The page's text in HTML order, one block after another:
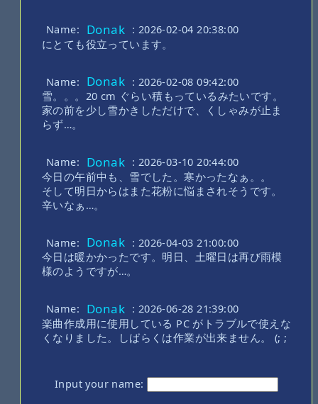
Name: Donak : 2026-02-04 20:38:00
にとても役立っています。
Name: Donak : 2026-02-08 09:42:00
雪。。。20 cm ぐらい積もっているみたいです。
家の前を少し雪かきしただけで、くしゃみが止ま
らず…。
Name: Donak : 2026-03-10 20:44:00
今日の午前中も、雪でした。寒かったなぁ。。
そして明日からはまた花粉に悩まされそうです。
辛いなぁ…。
Name: Donak : 2026-04-03 21:00:00
今日は暖かかったです。明日、土曜日は再び雨模
様のようですが…。
Name: Donak : 2026-06-28 21:39:00
楽曲作成用に使用している PC がトラブルで使えな
くなりました。しばらくは作業が出来ません。 (; ;
Input your name: